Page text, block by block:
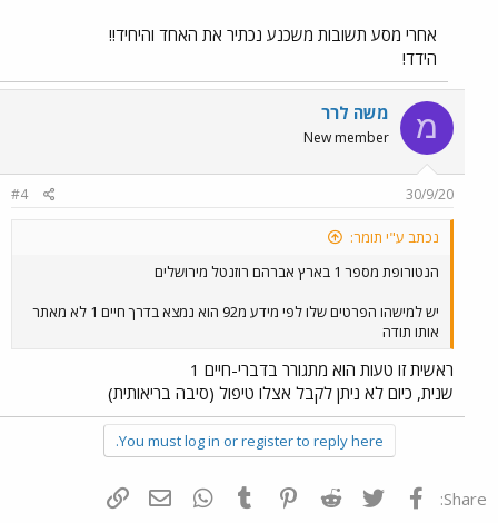
אחרי מסע תשובות משכנע נכתיר את האחד והיחיד!!
הידד!
מ משה לרר
New member
30/9/20
#4
נכתב ע"י תומר:
הנטורופת מספר 1 בארץ אברהם רוזנטל מירושלים
יש למישהו הפרטים שלו לפי מידע מ92 הוא נמצא בדרך חיים 1 לא מאתר
אותו תודה
ראשית זו טעות הוא מתגורר בדברי-חיים 1
שנית, כיום לא ניתן לקבל אצלו טיפול (סיבה בריאותית)
You must log in or register to reply here.
Share: פייסבוק Twitter
Reddit
Pinterest
Tumblr
WhatsAppדואר אלקטרוני